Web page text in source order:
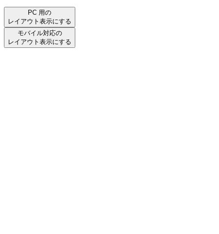
PC 用の
レイアウト表示にする
モバイル対応の
レイアウト表示にする